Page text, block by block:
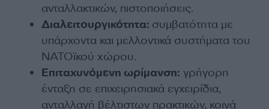
ανταλλακτικών, πιστοποιήσεις.
Διαλειτουργικότητα: συμβατότητα με
υπάρχοντα και μελλοντικά συστήματα του
ΝΑΤΟϊκού χώρου.
Επιταχυνόμενη ωρίμανση: γρήγορη
ένταξη σε επιχειρησιακά εγχειρίδια,
ανταλλαγή βέλτιστων πρακτικών, κοινά